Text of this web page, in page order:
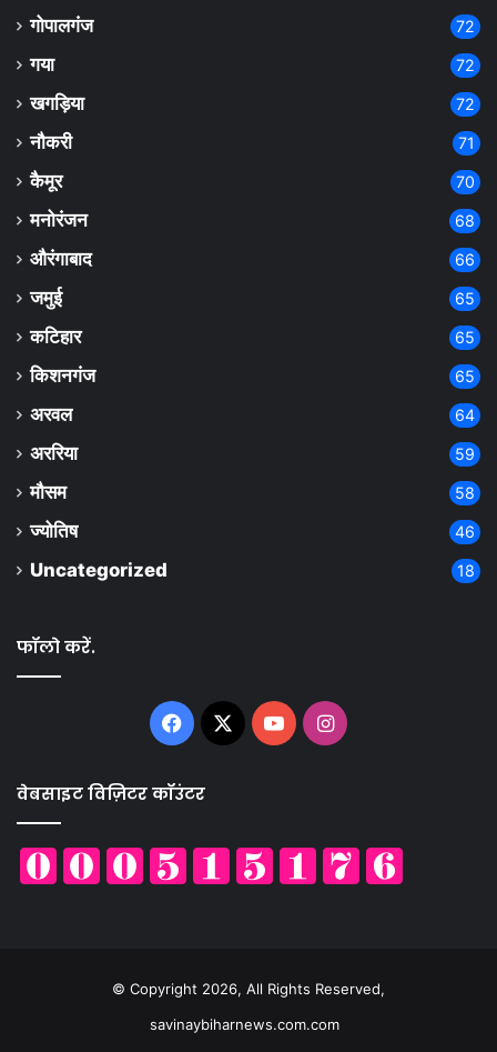
गोपालगंज 72
गया 72
खगड़िया 72
नौकरी 71
कैमूर 70
मनोरंजन 68
औरंगाबाद 66
जमुई 65
कटिहार 65
किशनगंज 65
अरवल 64
अररिया 59
मौसम 58
ज्योतिष 46
Uncategorized 18
फॉलो करें.
Facebook
X YouTubeInstagram
वेबसाइट विज़िटर कॉउंटर
© Copyright 2026, All Rights Reserved,
savinaybiharnews.com.com